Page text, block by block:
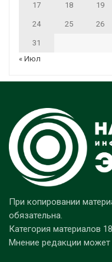
17 18 19
24 25 26
31
« Июл
При копировании
обязательна.
Категория материалов
Мнение редакции может